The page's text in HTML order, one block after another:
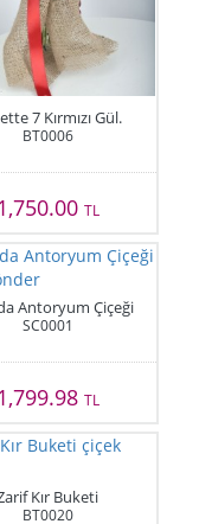
7 Kırmızı Gül.
BT0006
1,750.00 TL
Antoryum Çiçeği
SC0001
1,799.98 TL
Kır Buketi
BT0020